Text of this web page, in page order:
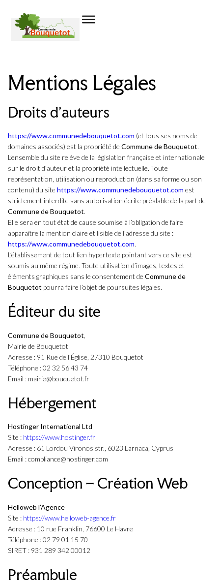
Mentions Légales
Droits d’auteurs
https://www.communedebouquetot.com (et tous ses noms de
domaines associés) est la propriété de Commune de Bouquetot.
L’ensemble du site relève de la législation française et internationale
sur le droit d’auteur et la propriété intellectuelle. Toute
représentation, utilisation ou reproduction (dans sa forme ou son
contenu) du site https://www.communedebouquetot.com est
strictement interdite sans autorisation écrite préalable de la part de
Commune de Bouquetot.
Elle sera en tout état de cause soumise à l’obligation de faire
apparaître la mention claire et lisible de l’adresse du site :
https://www.communedebouquetot.com.
L’établissement de tout lien hypertexte pointant vers ce site est
soumis au même régime. Toute utilisation d’images, textes et
éléments graphiques sans le consentement de Commune de
Bouquetot pourra faire l’objet de poursuites légales.
Éditeur du site
Commune de Bouquetot,
Mairie de Bouquetot
Adresse : 91 Rue de l’Église, 27310 Bouquetot
Téléphone : 02 32 56 43 74
Email : mairie@bouquetot.fr
Hébergement
Hostinger International Ltd
Site : https://www.hostinger.fr
Adresse : 61 Lordou Vironos str., 6023 Larnaca, Cyprus
Email :compliance@hostinger.com
Conception – Création Web
Helloweb l’Agence
Site : https://www.helloweb-agence.fr
Adresse : 10 rue Franklin, 76600 Le Havre
Téléphone : 02 79 01 15 70
SIRET : 931 289 342 00012
Préambule